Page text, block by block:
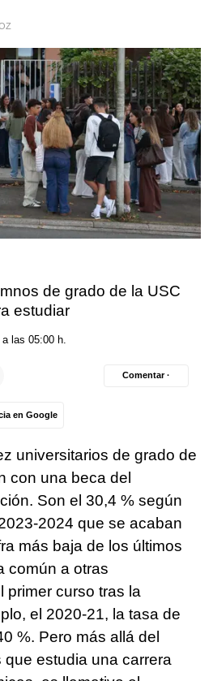
de grado de la USC
estudiar
las 05:00 h.
en Google
Comentar ·
universitarios de grado de
con una beca del
Son el 30,4 % según
2024 que se acaban
más baja de los últimos
común a otras
primer curso tras la
el 2020-21, la tasa de
%. Pero más allá del
estudia una carrera